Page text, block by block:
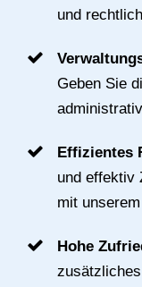
und
Geben Sie
Effizientes
und effektiv
mit
Hohe